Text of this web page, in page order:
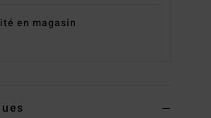
en magasin